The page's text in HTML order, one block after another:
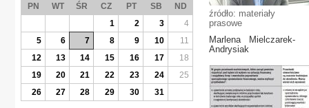
źródło: materiały
prasowe
Marlena Mielczarek-
Andrysiak
PN WT ŚR CZ PT SB
ND
1
2 3
4
5
6 7 8 9 10
11
12
13 14 15 16 17
18
19
20 21 22 23 24
25
26
27 28 29 30 31